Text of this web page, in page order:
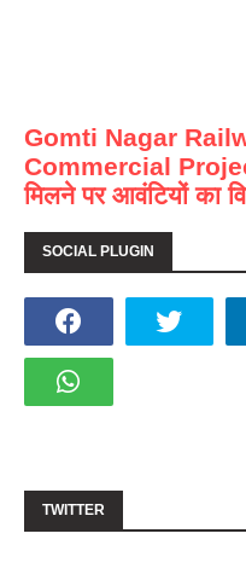
Gomti Nagar
Commercial
मिलने पर आवंटियों का
SOCIAL PLUGIN
TWITTER